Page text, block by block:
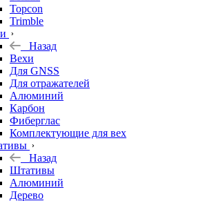
Topcon
Trimble
Назад
Вехи
Для GNSS
Для отражателей
Алюминий
Карбон
Фиберглас
Комплектующие для вех
Назад
Штативы
Алюминий
Дерево